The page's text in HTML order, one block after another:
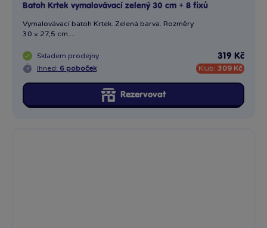
Batoh Krtek vymalovávací zelený 30 cm + 8 fixů
Vymalovávací batoh Krtek. Zelená barva. Rozměry
30 × 27,5 cm....
Skladem prodejny
Ihned: 6 poboček
319 Kč
Klub: 309 Kč
Rezervovat